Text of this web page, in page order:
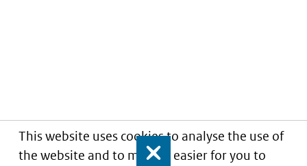
This website uses cookies to analyse the use of
the website and to make it easier for you to
Close